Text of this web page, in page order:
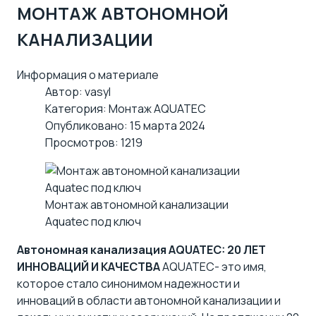
МОНТАЖ АВТОНОМНОЙ
КАНАЛИЗАЦИИ
Информация о материале
Автор: vasyl
Категория: Монтаж AQUATEC
Опубликовано: 15 марта 2024
Просмотров: 1219
Монтаж автономной канализации
Aquatec под ключ
Автономная канализация AQUATEC: 20 ЛЕТ
ИННОВАЦИЙ И КАЧЕСТВАAQUATEC- это имя,
которое стало синонимом надежности и
инноваций в области автономной канализации и